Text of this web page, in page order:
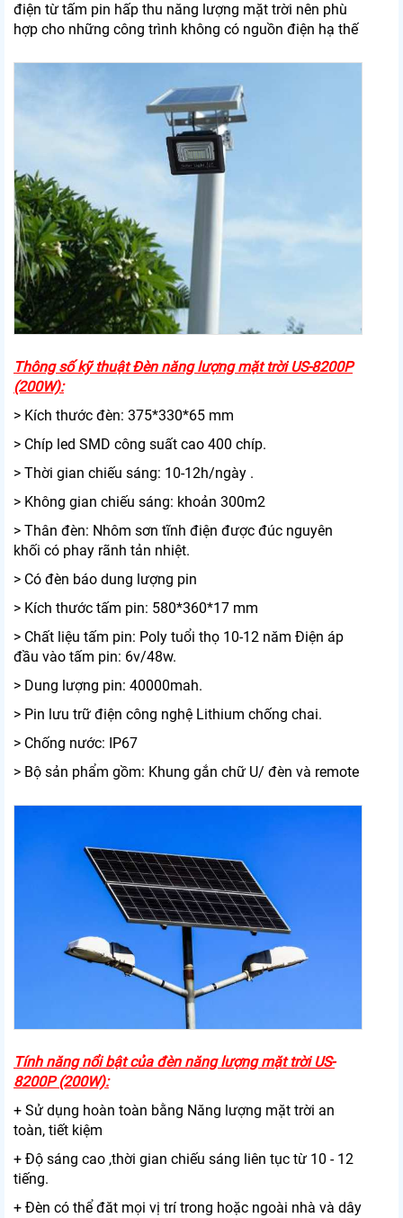
điện từ tấm pin hấp thu năng lượng mặt trời nên phù
hợp cho những công trình không có nguồn điện hạ thế
Thông số kỹ thuật Đèn năng lượng mặt trời US-8200P
(200W):
> Kích thước đèn: 375*330*65 mm
> Chíp led SMD công suất cao 400 chíp.
> Thời gian chiếu sáng: 10-12h/ngày .
> Không gian chiếu sáng: khoản 300m2
> Thân đèn: Nhôm sơn tĩnh điện được đúc nguyên
khối có phay rãnh tản nhiệt.
> Có đèn báo dung lượng pin
> Kích thước tấm pin: 580*360*17 mm
> Chất liệu tấm pin: Poly tuổi thọ 10-12 năm Điện áp
đầu vào tấm pin: 6v/48w.
> Dung lượng pin: 40000mah.
> Pin lưu trữ điện công nghệ Lithium chống chai.
> Chống nước: IP67
> Bộ sản phẩm gồm: Khung gắn chữ U/ đèn và remote
Tính năng nổi bật của đèn năng lượng mặt trời US-
8200P (200W):
+ Sử dụng hoàn toàn bằng Năng lượng mặt trời an
toàn, tiết kiệm
+ Độ sáng cao ,thời gian chiếu sáng liên tục từ 10 - 12
tiếng.
+ Đèn có thể đăt mọi vị trí trong hoặc ngoài nhà và dây